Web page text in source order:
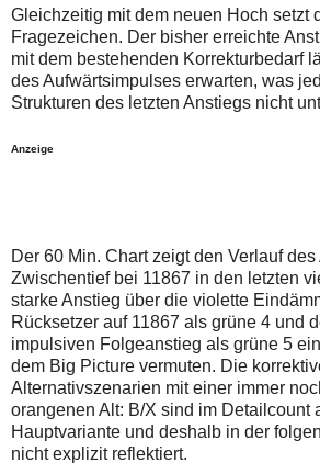
auch
Verstösse
gegen
die
Netiquette
oder
ein
der
Ihre
Browsereinstellungen
oder
Ihre
Internetverbindung
und
versuchen
Sie
es
zu
einem
späteren
Zeitpunkt
Alternativ
sind
die
Post
auch
auf
der
wallstreet-
Gleichzeitig mit dem neuen Hoch setzt
Fragezeichen. Der bisher erreichte
mit dem bestehenden Korrekturbedarf
des Aufwärtsimpulses erwarten, was
Strukturen des letzten Anstiegs nicht
Anzeige
Der 60 Min. Chart zeigt den Verlauf
Zwischentief bei 11867 in den letzten
starke Anstieg über die violette
Rücksetzer auf 11867 als grüne 4 und
impulsiven Folgeanstieg als grüne 5
dem Big Picture vermuten. Die
Alternativszenarien mit einer immer
orangenen Alt: B/X sind im Detailcount
Hauptvariante und deshalb in der
nicht explizit reflektiert.